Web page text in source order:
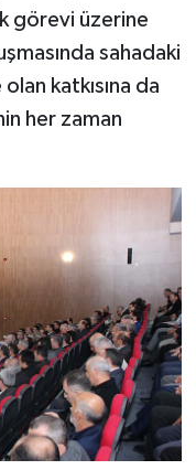
görevi üzerine
sahadaki
katkısına da
her zaman